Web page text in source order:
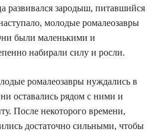
развивался зародыш, питавшийся
молодые ромалеозавры
были маленькими и
набирали силу и росли.
ромалеозавры нуждались в
оставались рядом с ними и
После некоторого времени,
достаточно сильными, чтобы